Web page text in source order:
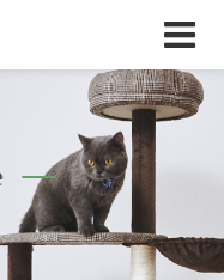
Add.Mate -アド・メイト